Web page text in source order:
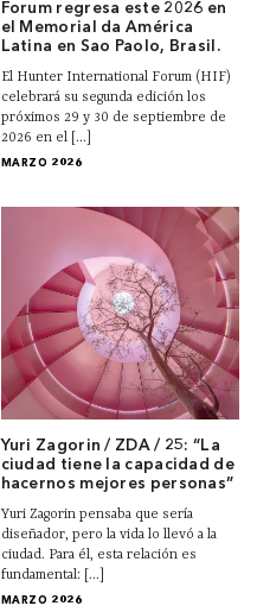
Forum regresa este 2026 en
el Memorial da América
Latina en Sao Paolo, Brasil.
El Hunter International Forum (HIF)
celebrará su segunda edición los
próximos 29 y 30 de septiembre de
2026 en el [...]
MARZO 2026
Yuri Zagorin / ZDA / 25: “La
ciudad tiene la capacidad de
hacernos mejores personas”
Yuri Zagorin pensaba que sería
diseñador, pero la vida lo llevó a la
ciudad. Para él, esta relación es
fundamental: [...]
MARZO 2026